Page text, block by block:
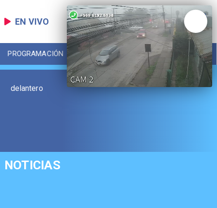
EN VIVO
PROGRAMACIÓN LOCAL DEPORTES
delantero
NOTICIAS